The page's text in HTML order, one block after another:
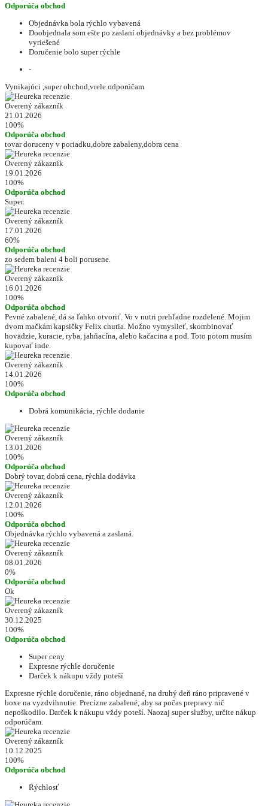
Odporúča obchod
Objednávka bola rýchlo vybavená
Doobjednala som ešte po zaslaní objednávky a bez problémov
vyriešené
Doručenie bolo super rýchle
-
Vynikajúci ,super obchod,vrele odporúčam
Overený zákazník
21.01.2026
100%
Odporúča obchod
tovar doruceny v poriadku,dobre zabaleny,dobra cena
Overený zákazník
19.01.2026
100%
Odporúča obchod
Super.
Overený zákazník
17.01.2026
60%
Odporúča obchod
zo sedem baleni 4 boli porusene.
Overený zákazník
16.01.2026
100%
Odporúča obchod
Pevné zabalené, dá sa ľahko otvoriť. Vo v nutri prehľadne rozdelené. Mojim
dvom mačkám kapsičky Felix chutia. Možno vymyslieť, skombinovať
hovädzie, kuracie, ryba, jahňacína, alebo kačacina a pod. Toto potom musím
kupovať inde.
Overený zákazník
14.01.2026
100%
Odporúča obchod
Dobrá komunikácia, rýchle dodanie
Overený zákazník
13.01.2026
100%
Odporúča obchod
Dobrý tovar, dobrá cena, rýchla dodávka
Overený zákazník
12.01.2026
100%
Odporúča obchod
Objednávka rýchlo vybavená a zaslaná.
Overený zákazník
08.01.2026
0%
Odporúča obchod
Ok
Overený zákazník
30.12.2025
100%
Odporúča obchod
Super ceny
Expresne rýchle doručenie
Darček k nákupu vždy poteší
Expresne rýchle doručenie, ráno objednané, na druhý deň ráno pripravené v
boxe na vyzdvihnutie. Precízne zabalené, aby sa počas prepravy nič
nepoškodilo. Darček k nákupu vždy poteší. Naozaj super služby, určite nákup
odporúčam.
Overený zákazník
10.12.2025
100%
Odporúča obchod
Rýchlosť